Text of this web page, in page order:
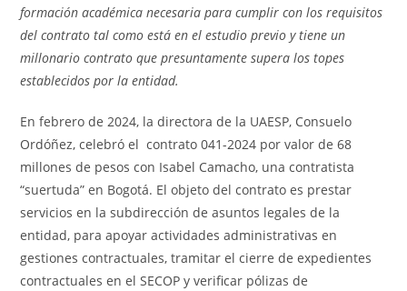
formación académica necesaria para cumplir con los requisitos
del contrato tal como está en el estudio previo y tiene un
millonario contrato que presuntamente supera los topes
establecidos por la entidad.
En febrero de 2024, la directora de la UAESP, Consuelo
Ordóñez, celebró el contrato 041-2024 por valor de 68
millones de pesos con Isabel Camacho, una contratista
“suertuda” en Bogotá. El objeto del contrato es prestar
servicios en la subdirección de asuntos legales de la
entidad, para apoyar actividades administrativas en
gestiones contractuales, tramitar el cierre de expedientes
contractuales en el SECOP y verificar pólizas de